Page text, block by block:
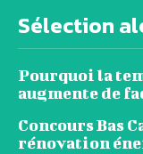
Sélection
Pourquoi la
augmente de
Concours Bas
rénovation